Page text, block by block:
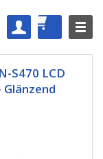
S470 LCD
Glänzend